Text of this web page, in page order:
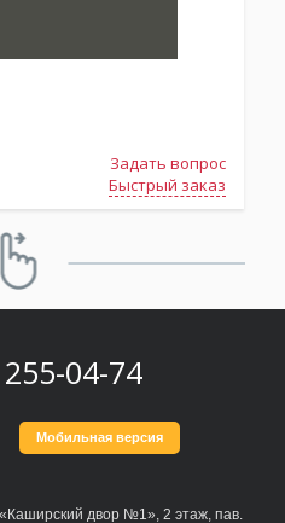
Задать вопрос
Быстрый заказ
04-74
Мобильная версия
двор №1», 2 этаж, пав.